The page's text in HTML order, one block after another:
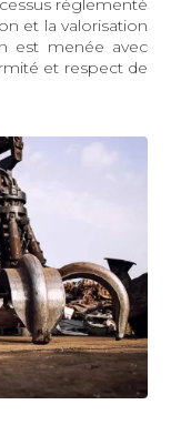
réglementé
et la valorisation
est menée avec
et respect de